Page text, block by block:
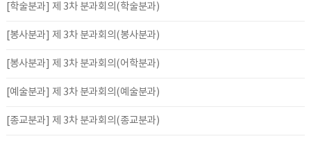
[학술분과] 제 3차 분과회의(학술분과)
[봉사분과] 제 3차 분과회의(봉사분과)
[봉사분과] 제 3차 분과회의(어학분과)
[예술분과] 제 3차 분과회의(예술분과)
[종교분과] 제 3차 분과회의(종교분과)